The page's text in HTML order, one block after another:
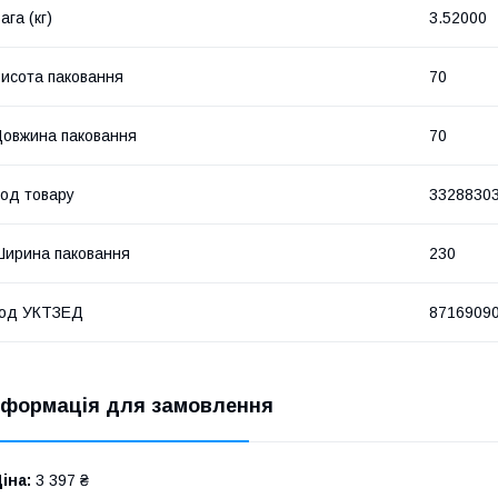
(кг) 3.52000
паковання 70
паковання 70
товару
паковання 230
УКТЗЕД
для замовлення
3 397 ₴